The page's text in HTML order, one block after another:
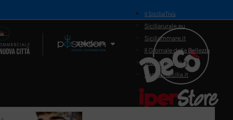
Il Network
il SiciliaTivù
Siciliarurale.eu
Siciliammare.it
Il Giornale della Bellezza
Siciliamedica.it
Sanitainsicilia.it